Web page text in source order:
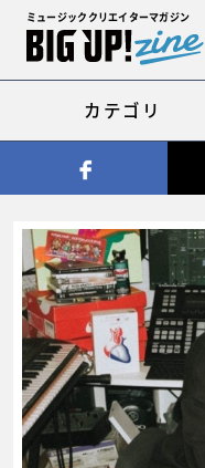
ミュージッククリエイターマガジン
カテゴリ